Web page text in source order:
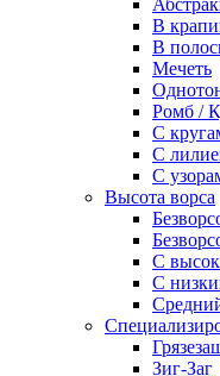
В
В
Мечеть
Ромб /
С
С
С
Высота ворса
С
С
Зиг-Заг